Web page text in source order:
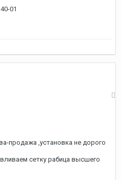
01
продажа ,установка не дорого
сетку рабица высшего